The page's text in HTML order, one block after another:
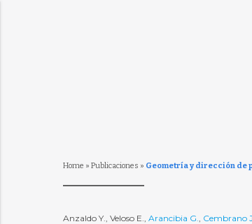
Home » Publicaciones » Geometría y dirección de
Anzaldo Y., Veloso E., Arancibia G., Cembrano